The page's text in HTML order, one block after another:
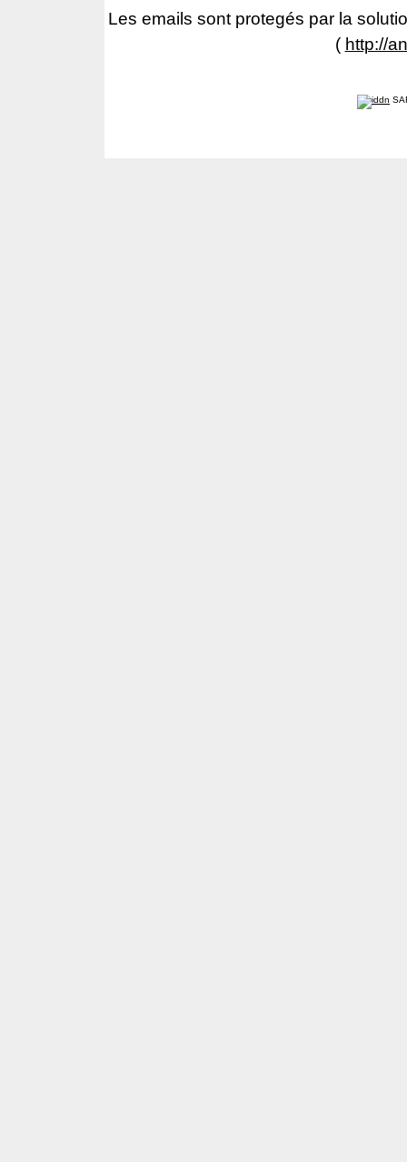
Les emails sont protegés par la
( http://